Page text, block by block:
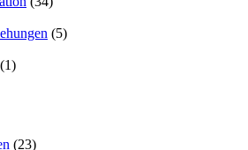
(5)
(1)
(23)